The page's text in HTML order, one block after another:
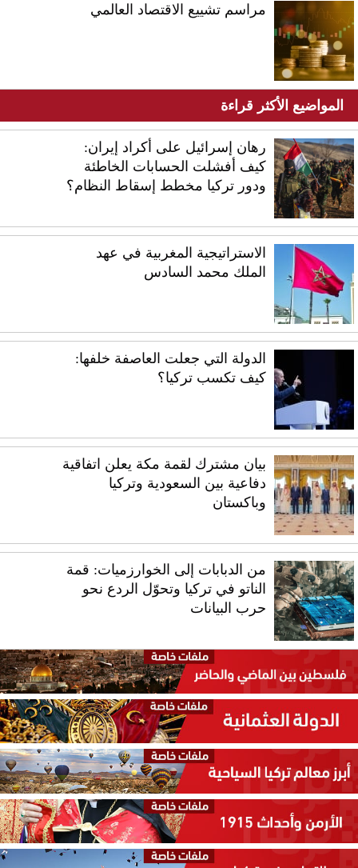
مراسم تشييع الاقتصاد العالمي
المواضيع الأكثر قراءة
رهان إسرائيل على أكراد إيران:
كيف أفشلت الحسابات الخاطئة
ودور تركيا مخطط إسقاط النظام؟
الاستراتيجية المغربية في عهد
الملك محمد السادس
الدولة التي جعلت العاصفة خلفها:
كيف تكسب تركيا؟
بيان مشترك لقمة مكة يعلن اتفاقية
دفاعية بين السعودية وتركيا
وباكستان
من الدبابات إلى الخوارزميات: قمة
الناتو في تركيا وتحوّل الردع نحو
حرب البيانات